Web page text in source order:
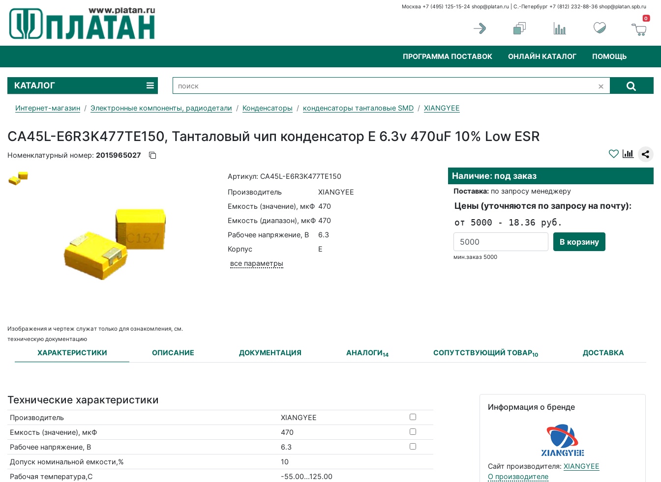
Москва +7 (495) 125-15-24 shop@platan.ru | С.-Петербург +7 (812) 232-88-36 shop@platan.spb.ru
0
ПРОГРАММА ПОСТАВОК ОНЛАЙН КАТАЛОГ ПОМОЩЬ
КАТАЛОГ
Интернет-магазин Электронные компоненты, радиодетали Конденсаторы конденсаторы танталовые SMD XIANGYEE
CA45L-E6R3K477TE150, Танталовый чип конденсатор E 6.3v 470uF 10% Low ESR
Номенклатурный номер: 2015965027
Изображения и чертеж служат только для ознакомления, см.
техническую документацию
Артикул: CA45L-E6R3K477TE150
Производитель
XIANGYEE
Емкость (значение), мкФ 470
Емкость (диапазон), мкФ 470
Рабочее напряжение, В
6.3
Корпус
E
все параметры
Наличие: под заказ
Поставка:по запросу менеджеру
Цены (уточняются по запросу на почту):
от 5000 - 18.36 руб.
В корзину
мин.заказ 5000
ХАРАКТЕРИСТИКИ ОПИСАНИЕ ДОКУМЕНТАЦИЯ АНАЛОГИ14 СОПУТСТВУЮЩИЙ ТОВАР10 ДОСТАВКА
Технические характеристики
Производитель
XIANGYEE
Емкость (значение), мкФ
470
Рабочее напряжение, В
6.3
Допуск номинальной емкости,%
10
Рабочая температура,С
-55.00...125.00
Информация о бренде
Сайт производителя: XIANGYEE
О производителе